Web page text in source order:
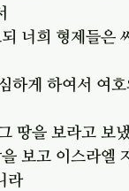
너희 형제들은
하게 하여서 여
땅을 보라고 보
보고 이스라엘
라